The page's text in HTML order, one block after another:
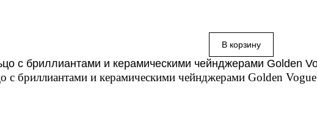
с бриллиантами и керамическими чейнджерами Golden Vogue